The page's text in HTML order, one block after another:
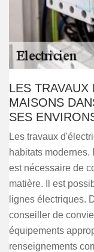
LES
MAISONS
SES
Les travaux
habitats modernes.
est nécessaire de
matière. Il est
lignes électriques.
conseiller de
équipements
renseignements